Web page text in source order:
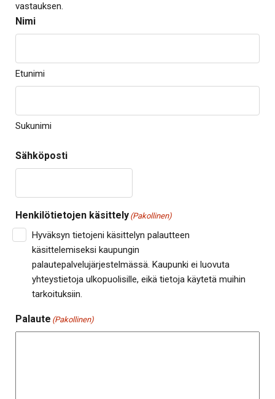
vastauksen.
Nimi
Etunimi
Sukunimi
Sähköposti
Henkilötietojen käsittely (Pakollinen)
Hyväksyn tietojeni käsittelyn palautteen
käsittelemiseksi kaupungin
palautepalvelujärjestelmässä. Kaupunki ei luovuta
yhteystietoja ulkopuolisille, eikä tietoja käytetä muihin
tarkoituksiin.
Palaute (Pakollinen)